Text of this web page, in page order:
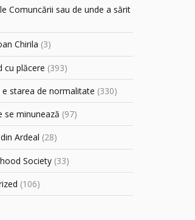
Comuncării sau de unde a sărit
Chirila (3)
cu plăcere (393)
starea de normalitate (330)
se minunează (97)
Ardeal (28)
Society (33)
(106)